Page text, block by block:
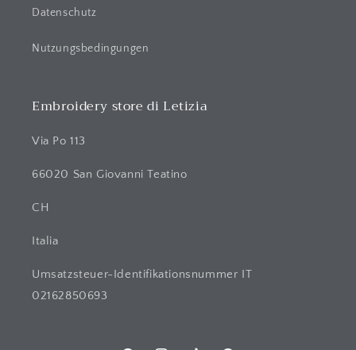
Datenschutz
Nutzungsbedingungen
Embroidery store di Letizia
Via Po 113
66020 San Giovanni Teatino
CH
Italia
Umsatzsteuer-Identifikationsnummer IT
02162850693